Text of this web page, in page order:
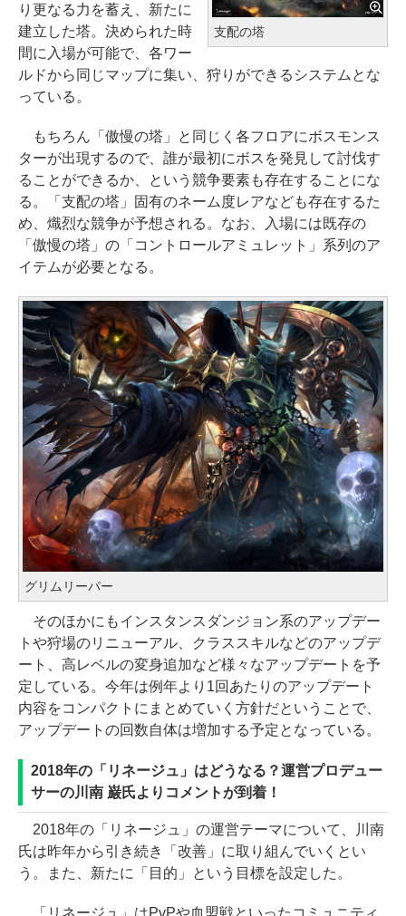
支配の塔
り更なる力を蓄え、新たに
建立した塔。決められた時
間に入場が可能で、各ワー
ルドから同じマップに集い、狩りができるシステムとな
っている。
もちろん「傲慢の塔」と同じく各フロアにボスモンス
ターが出現するので、誰が最初にボスを発見して討伐す
ることができるか、という競争要素も存在することにな
る。「支配の塔」固有のネーム度レアなども存在するた
め、熾烈な競争が予想される。なお、入場には既存の
「傲慢の塔」の「コントロールアミュレット」系列のア
イテムが必要となる。
グリムリーパー
そのほかにもインスタンスダンジョン系のアップデー
トや狩場のリニューアル、クラススキルなどのアップデ
ート、高レベルの変身追加など様々なアップデートを予
定している。今年は例年より1回あたりのアップデート
内容をコンパクトにまとめていく方針だということで、
アップデートの回数自体は増加する予定となっている。
2018年の「リネージュ」はどうなる？運営プロデュー
サーの川南 巌氏よりコメントが到着！
2018年の「リネージュ」の運営テーマについて、川南
氏は昨年から引き続き「改善」に取り組んでいくとい
う。また、新たに「目的」という目標を設定した。
「リネージュ」はPvPや血盟戦といったコミュニティ